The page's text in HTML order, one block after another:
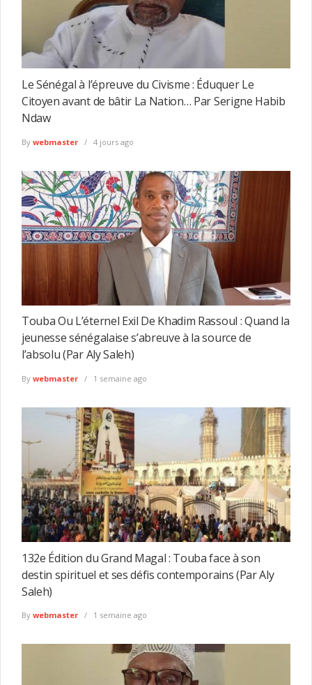
Le Sénégal à l’épreuve du Civisme : Éduquer Le
Citoyen avant de bâtir La Nation… Par Serigne Habib
Ndaw
By webmaster 4 jours ago
Touba Ou L’éternel Exil De Khadim Rassoul : Quand la
jeunesse sénégalaise s’abreuve à la source de
l’absolu (Par Aly Saleh)
By webmaster 1 semaine ago
132e Édition du Grand Magal : Touba face à son
destin spirituel et ses défis contemporains (Par Aly
Saleh)
By webmaster 1 semaine ago